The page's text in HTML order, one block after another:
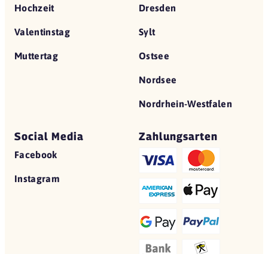
Hochzeit
Valentinstag
Muttertag
Dresden
Sylt
Ostsee
Nordsee
Nordrhein-Westfalen
Social Media
Facebook
Instagram
Zahlungsarten